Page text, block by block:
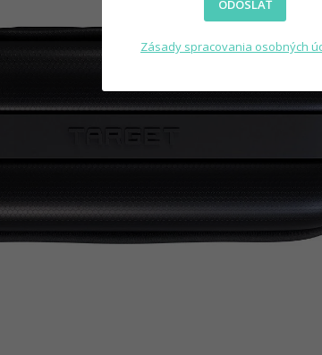
ODOSLAŤ
Zásady spracovania osobných